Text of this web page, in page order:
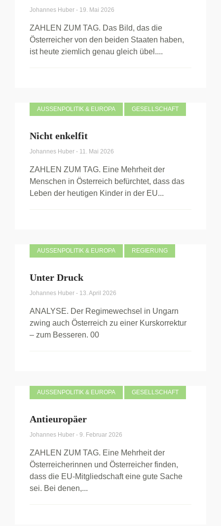
Johannes Huber - 19. Mai 2026
ZAHLEN ZUM TAG. Das Bild, das die
Österreicher von den beiden Staaten haben,
ist heute ziemlich genau gleich übel....
AUSSENPOLITIK & EUROPA GESELLSCHAFT
Nicht enkelfit
Johannes Huber - 11. Mai 2026
ZAHLEN ZUM TAG. Eine Mehrheit der
Menschen in Österreich befürchtet, dass das
Leben der heutigen Kinder in der EU...
AUSSENPOLITIK & EUROPA REGIERUNG
Unter Druck
Johannes Huber - 13. April 2026
ANALYSE. Der Regimewechsel in Ungarn
zwing auch Österreich zu einer Kurskorrektur
– zum Besseren. 00
AUSSENPOLITIK & EUROPA GESELLSCHAFT
Antieuropäer
Johannes Huber - 9. Februar 2026
ZAHLEN ZUM TAG. Eine Mehrheit der
Österreicherinnen und Österreicher finden,
dass die EU-Mitgliedschaft eine gute Sache
sei. Bei denen,...